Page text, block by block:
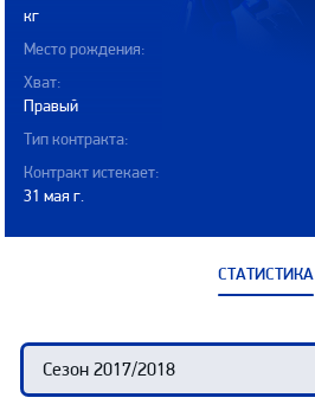
кг
Место рождения:
Хват:
Правый
Тип контракта:
Контракт истекает:
31 мая г.
СТАТИСТИКА
Статистика
Сезон 2017/2018